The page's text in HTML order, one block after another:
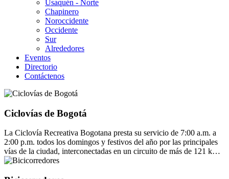
Usaquén - Norte
Chapinero
Noroccidente
Occidente
Sur
Alrededores
Eventos
Directorio
Contáctenos
Ciclovías de Bogotá
La Ciclovía Recreativa Bogotana presta su servicio de 7:00 a.m. a
2:00 p.m. todos los domingos y festivos del año por las principales
vías de la ciudad, interconectadas en un circuito de más de 121 k…